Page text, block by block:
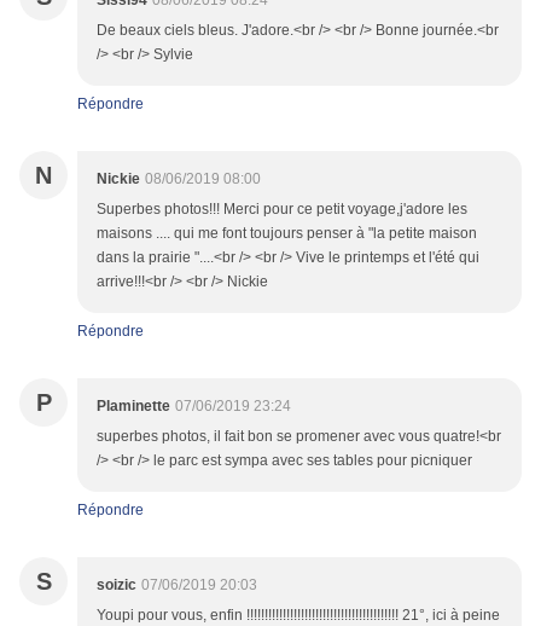
De beaux ciels bleus. J'adore.<br /> <br /> Bonne journée.<br
/> <br /> Sylvie
Répondre
N Nickie 08/06/2019 08:00
Superbes photos!!! Merci pour ce petit voyage,j'adore les
maisons .... qui me font toujours penser à "la petite maison
dans la prairie "....<br /> <br /> Vive le printemps et l'été qui
arrive!!!<br /> <br /> Nickie
Répondre
P Plaminette 07/06/2019 23:24
superbes photos, il fait bon se promener avec vous quatre!<br
/> <br /> le parc est sympa avec ses tables pour picniquer
Répondre
S soizic 07/06/2019 20:03
Youpi pour vous, enfin !!!!!!!!!!!!!!!!!!!!!!!!!!!!!!!!!!!!!!!!!! 21°, ici à peine